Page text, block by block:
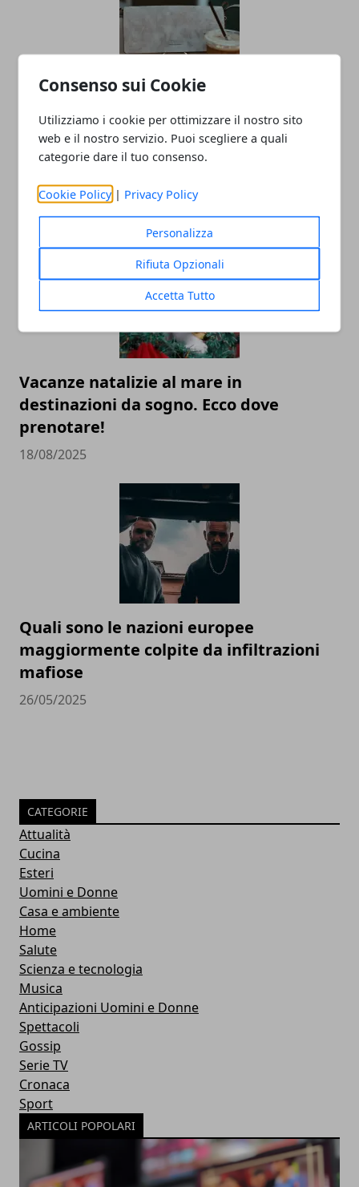
Consenso sui Cookie
Utilizziamo i cookie per ottimizzare il nostro sito
web e il nostro servizio. Puoi scegliere a quali
categorie dare il tuo consenso.
Cookie Policy | Privacy Policy
Personalizza
Rifiuta Opzionali
Accetta Tutto
Borse boho chic: la pelle intrecciata
continua a conquistare (dopo il boom
dell’estate 2025)
17/11/2025
Vacanze natalizie al mare in
destinazioni da sogno. Ecco dove
prenotare!
18/08/2025
Quali sono le nazioni europee
maggiormente colpite da infiltrazioni
mafiose
26/05/2025
CATEGORIE
Attualità
Cucina
Esteri
Uomini e Donne
Casa e ambiente
Home
Salute
Scienza e tecnologia
Musica
Anticipazioni Uomini e Donne
Spettacoli
Gossip
Serie TV
Cronaca
Sport
ARTICOLI POPOLARI